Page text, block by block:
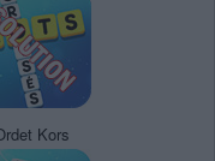
Kors